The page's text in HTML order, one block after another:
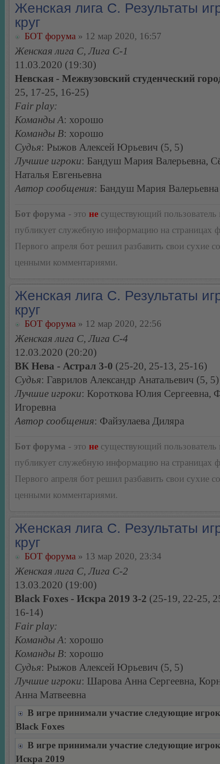
Женская лига С. Результаты
круг
БОТ форума » 12 мар 2020, 16:57
Женская лига С, Лига С-1
11.03.2020 (19:30)
Невская - Межвузовский студенческий
25, 17-25, 16-25)
Fair play:
Команды А: хорошо
Команды В: хорошо
Судья: Рыжов Алексей Юрьевич (5, 5)
Лучшие игроки: Бандуш Мария Валерьевна,
Наталья Евгеньевна
Автор сообщения: Бандуш Мария Валерьевна
Бот форума - это не существующий пользователь
публикует служебную информацию на страницах
Первого апреля бот решил разбавить свои сухие
ценными комментариями.
Женская лига С. Результаты
круг
БОТ форума » 12 мар 2020, 22:56
Женская лига С, Лига С-4
12.03.2020 (20:20)
ВК Нева - Астрал 3-0 (25-20, 25-13, 25-16)
Судья: Гаврилов Александр Анатальевич (5, 5)
Лучшие игроки: Короткова Юлия Сергеевна,
Игоревна
Автор сообщения: Файзулаева Диляра
Бот форума - это не существующий пользователь
публикует служебную информацию на страницах
Первого апреля бот решил разбавить свои сухие
ценными комментариями.
Женская лига С. Результаты
круг
БОТ форума » 13 мар 2020, 23:34
Женская лига С, Лига С-2
13.03.2020 (19:00)
Black Foxes - Искра 2019 3-2 (25-19, 22-25,
16-14)
Fair play:
Команды А: хорошо
Команды В: хорошо
Судья: Рыжов Алексей Юрьевич (5, 5)
Лучшие игроки: Шарова Анна Сергеевна,
Анна Матвеевна
В игре принимали участие следующие
Black Foxes
В игре принимали участие следующие
Искра 2019